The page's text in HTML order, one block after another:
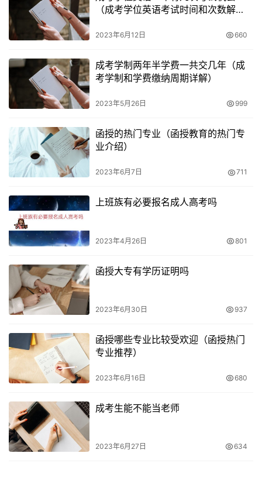
检查档案是否完整，避免对个人发展造成不良影响。
3. 按照要求存放档案
拿到函授文凭毕业后的档案，需要按照工作人员的要求将档
案存放到正确的位置。需要注意函授档案的重要性，避免对
个人发展造成不良影响。
（成考学位英语考试时间和次数解
2023年6月12日 660
成考学制两年半学费一共交几年（成
考学制和学费缴纳周期详解）
2023年5月26日 999
函授的热门专业（函授教育的热门专
业介绍）
2023年6月7日 711
上班族有必要报名成人高考吗
2023年4月26日 801
函授大专有学历证明吗
2023年6月30日 937
函授哪些专业比较受欢迎（函授热门
专业推荐）
2023年6月16日 680
成考生能不能当老师
2023年6月27日 634